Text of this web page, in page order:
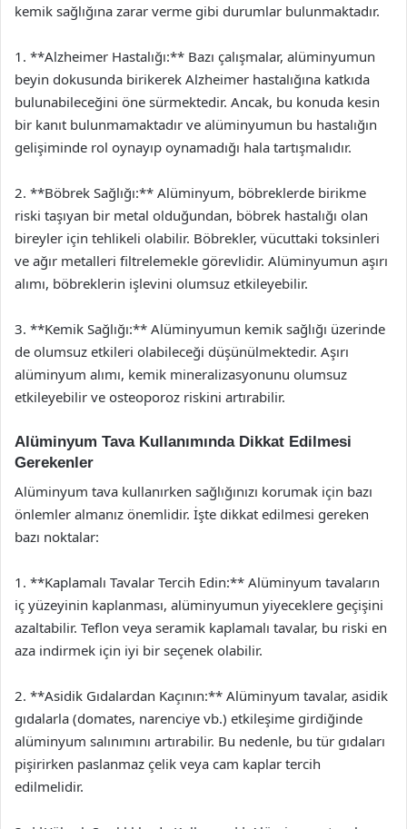
kemik sağlığına zarar verme gibi durumlar bulunmaktadır.
1. **Alzheimer Hastalığı:** Bazı çalışmalar, alüminyumun
beyin dokusunda birikerek Alzheimer hastalığına katkıda
bulunabileceğini öne sürmektedir. Ancak, bu konuda kesin
bir kanıt bulunmamaktadır ve alüminyumun bu hastalığın
gelişiminde rol oynayıp oynamadığı hala tartışmalıdır.
2. **Böbrek Sağlığı:** Alüminyum, böbreklerde birikme
riski taşıyan bir metal olduğundan, böbrek hastalığı olan
bireyler için tehlikeli olabilir. Böbrekler, vücuttaki toksinleri
ve ağır metalleri filtrelemekle görevlidir. Alüminyumun aşırı
alımı, böbreklerin işlevini olumsuz etkileyebilir.
3. **Kemik Sağlığı:** Alüminyumun kemik sağlığı üzerinde
de olumsuz etkileri olabileceği düşünülmektedir. Aşırı
alüminyum alımı, kemik mineralizasyonunu olumsuz
etkileyebilir ve osteoporoz riskini artırabilir.
Alüminyum Tava Kullanımında Dikkat Edilmesi
Gerekenler
Alüminyum tava kullanırken sağlığınızı korumak için bazı
önlemler almanız önemlidir. İşte dikkat edilmesi gereken
bazı noktalar:
1. **Kaplamalı Tavalar Tercih Edin:** Alüminyum tavaların
iç yüzeyinin kaplanması, alüminyumun yiyeceklere geçişini
azaltabilir. Teflon veya seramik kaplamalı tavalar, bu riski en
aza indirmek için iyi bir seçenek olabilir.
2. **Asidik Gıdalardan Kaçının:** Alüminyum tavalar, asidik
gıdalarla (domates, narenciye vb.) etkileşime girdiğinde
alüminyum salınımını artırabilir. Bu nedenle, bu tür gıdaları
pişirirken paslanmaz çelik veya cam kaplar tercih
edilmelidir.